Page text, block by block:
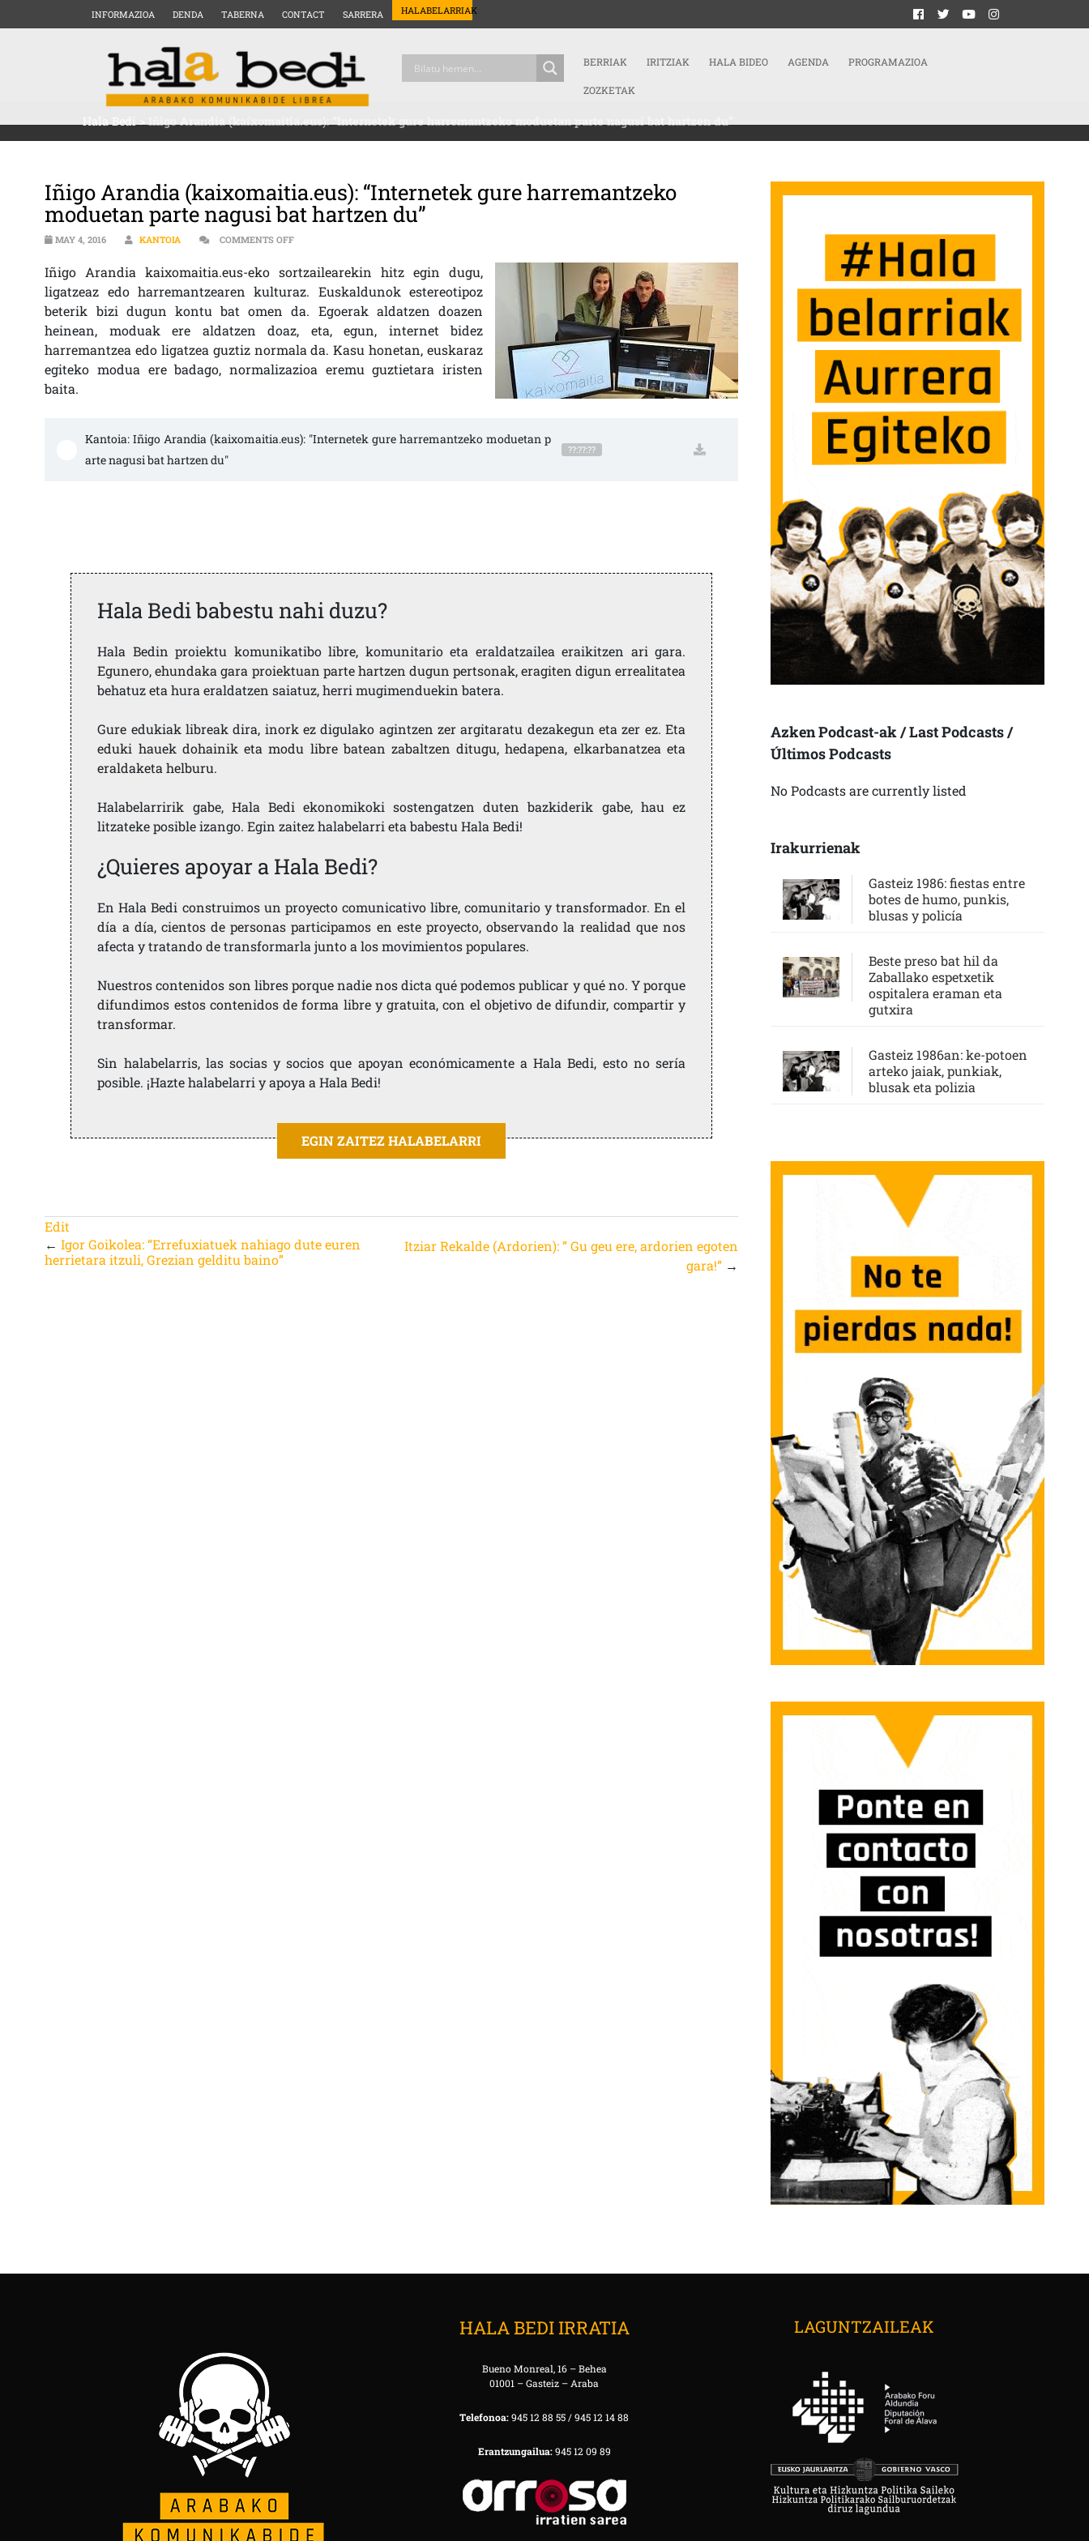
INFORMAZIOA DENDA TABERNA CONTACT SARRERA HALABELARRIAK
BERRIAK IRITZIAK HALA BIDEO AGENDA PROGRAMAZIOA
ZOZKETAK
Hala Bedi>Iñigo Arandia (kaixomaitia.eus): “Internetek gure harremantzeko moduetan parte nagusi bat hartzen du”
Iñigo Arandia (kaixomaitia.eus): “Internetek gure harremantzeko
moduetan parte nagusi bat hartzen du”
MAY 4, 2016 KANTOIA COMMENTS OFFON IÑIGO ARANDIA (KAIXOMAITIA.EUS): “INTERNETEK GURE HARREMANTZEKO MODUETAN PARTE NAGUSI BAT HARTZEN DU”
Iñigo Arandia kaixomaitia.eus-eko sortzailearekin hitz egin dugu,
ligatzeaz edo harremantzearen kulturaz. Euskaldunok estereotipoz
beterik bizi dugun kontu bat omen da. Egoerak aldatzen doazen
heinean, moduak ere aldatzen doaz, eta, egun, internet bidez
harremantzea edo ligatzea guztiz normala da. Kasu honetan, euskaraz
egiteko modua ere badago, normalizazioa eremu guztietara iristen
baita.
Kantoia: Iñigo Arandia (kaixomaitia.eus): "Internetek gure harremantzeko moduetan p
arte nagusi bat hartzen du"
??:??:??
Hala Bedi babestu nahi duzu?
Hala Bedin proiektu komunikatibo libre, komunitario eta eraldatzailea eraikitzen ari gara.
Egunero, ehundaka gara proiektuan parte hartzen dugun pertsonak, eragiten digun errealitatea
behatuz eta hura eraldatzen saiatuz, herri mugimenduekin batera.
Gure edukiak libreak dira, inork ez digulako agintzen zer argitaratu dezakegun eta zer ez. Eta
eduki hauek dohainik eta modu libre batean zabaltzen ditugu, hedapena, elkarbanatzea eta
eraldaketa helburu.
Halabelarririk gabe, Hala Bedi ekonomikoki sostengatzen duten bazkiderik gabe, hau ez
litzateke posible izango. Egin zaitez halabelarri eta babestu Hala Bedi!
¿Quieres apoyar a Hala Bedi?
En Hala Bedi construimos un proyecto comunicativo libre, comunitario y transformador. En el
día a día, cientos de personas participamos en este proyecto, observando la realidad que nos
afecta y tratando de transformarla junto a los movimientos populares.
Nuestros contenidos son libres porque nadie nos dicta qué podemos publicar y qué no. Y porque
difundimos estos contenidos de forma libre y gratuita, con el objetivo de difundir, compartir y
transformar.
Sin halabelarris, las socias y socios que apoyan económicamente a Hala Bedi, esto no sería
posible. ¡Hazte halabelarri y apoya a Hala Bedi!
EGIN ZAITEZ HALABELARRI
Edit
←Igor Goikolea: “Errefuxiatuek nahiago dute euren
herrietara itzuli, Grezian gelditu baino”
Itziar Rekalde (Ardorien): ” Gu geu ere, ardorien egoten
gara!”→
Azken Podcast-ak / Last Podcasts /
Últimos Podcasts
No Podcasts are currently listed
Irakurrienak
Gasteiz 1986: fiestas entre
botes de humo, punkis,
blusas y policía
Beste preso bat hil da
Zaballako espetxetik
ospitalera eraman eta
gutxira
Gasteiz 1986an: ke-potoen
arteko jaiak, punkiak,
blusak eta polizia
HALA BEDI IRRATIA
Bueno Monreal, 16 – Behea
01001 – Gasteiz – Araba
Telefonoa:945 12 88 55 / 945 12 14 88
Erantzungailua:945 12 09 89
LAGUNTZAILEAK